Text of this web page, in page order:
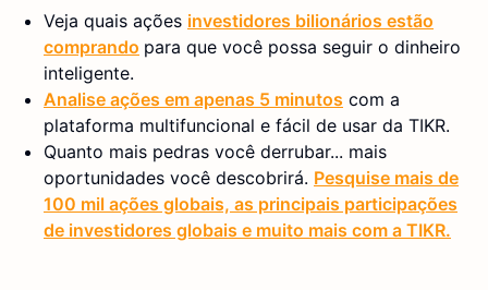
Veja quais ações investidores bilionários estão
comprando para que você possa seguir o dinheiro
inteligente.
Analise ações em apenas 5 minutos com a
plataforma multifuncional e fácil de usar da TIKR.
Quanto mais pedras você derrubar... mais
oportunidades você descobrirá. Pesquise mais de
100 mil ações globais, as principais participações
de investidores globais e muito mais com a TIKR.